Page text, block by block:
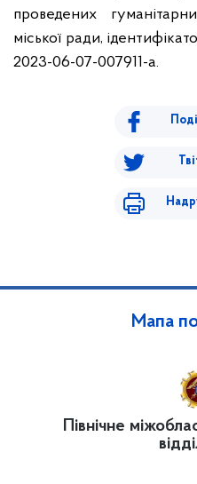
проведених
міської ради,
2023-06-07-007911-a.
Мапа
Північне